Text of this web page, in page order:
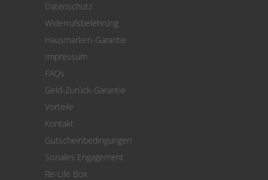
Cookie Einstellungen
Datenschutz
Widerrufsbelehrung
Hausmarken-Garantie
Impressum
FAQs
Geld-Zurück-Garantie
Vorteile
Kontakt
Gutscheinbedingungen
Soziales Engagement
Re-Life Box